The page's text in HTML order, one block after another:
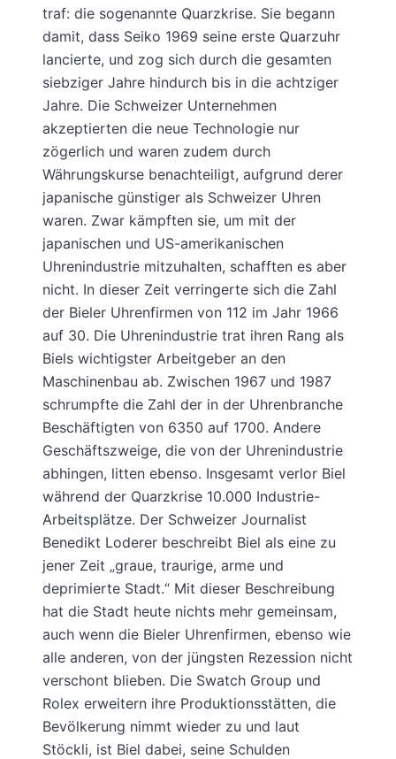
traf: die sogenannte Quarzkrise. Sie begann
damit, dass Seiko 1969 seine erste Quarzuhr
lancierte, und zog sich durch die gesamten
siebziger Jahre hindurch bis in die achtziger
Jahre. Die Schweizer Unternehmen
akzeptierten die neue Technologie nur
zögerlich und waren zudem durch
Währungskurse benachteiligt, aufgrund derer
japanische günstiger als Schweizer Uhren
waren. Zwar kämpften sie, um mit der
japanischen und US-amerikanischen
Uhrenindustrie mitzuhalten, schafften es aber
nicht. In dieser Zeit verringerte sich die Zahl
der Bieler Uhrenfirmen von 112 im Jahr 1966
auf 30. Die Uhrenindustrie trat ihren Rang als
Biels wichtigster Arbeitgeber an den
Maschinenbau ab. Zwischen 1967 und 1987
schrumpfte die Zahl der in der Uhrenbranche
Beschäftigten von 6350 auf 1700. Andere
Geschäftszweige, die von der Uhrenindustrie
abhingen, litten ebenso. Insgesamt verlor Biel
während der Quarzkrise 10.000 Industrie-
Arbeitsplätze. Der Schweizer Journalist
Benedikt Loderer beschreibt Biel als eine zu
jener Zeit „graue, traurige, arme und
deprimierte Stadt.“ Mit dieser Beschreibung
hat die Stadt heute nichts mehr gemeinsam,
auch wenn die Bieler Uhrenfirmen, ebenso wie
alle anderen, von der jüngsten Rezession nicht
verschont blieben. Die Swatch Group und
Rolex erweitern ihre Produktionsstätten, die
Bevölkerung nimmt wieder zu und laut
Stöckli, ist Biel dabei, seine Schulden